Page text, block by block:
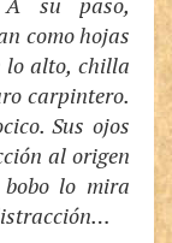
como hojas
lo alto, chilla
carpintero.
Sus ojos
al origen
lo mira